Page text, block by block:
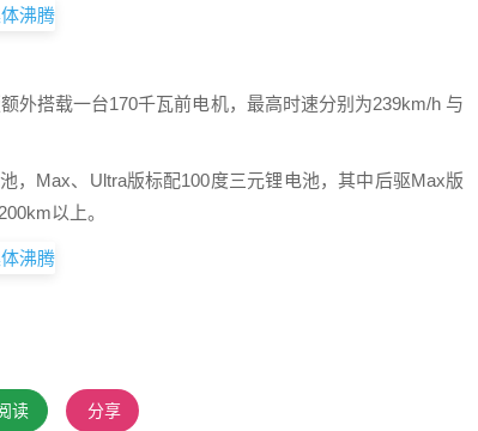
外搭载一台170千瓦前电机，最高时速分别为239km/h 与
，Max、Ultra版标配100度三元锂电池，其中后驱Max版
以上。
读 分享